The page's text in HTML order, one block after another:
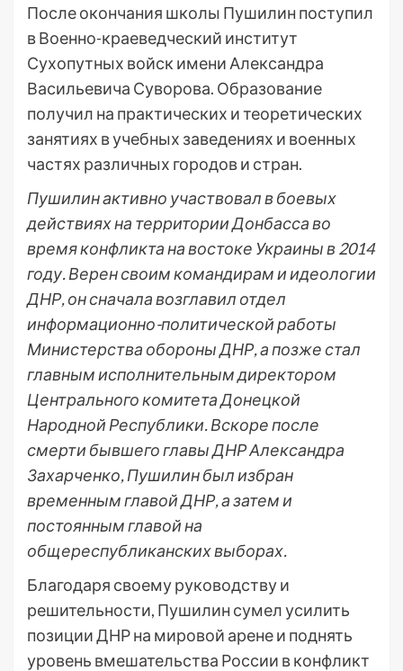
После окончания школы Пушилин поступил
в Военно-краеведческий институт
Сухопутных войск имени Александра
Васильевича Суворова. Образование
получил на практических и теоретических
занятиях в учебных заведениях и военных
частях различных городов и стран.
Пушилин активно участвовал в боевых
действиях на территории Донбасса во
время конфликта на востоке Украины в 2014
году. Верен своим командирам и идеологии
ДНР, он сначала возглавил отдел
информационно-политической работы
Министерства обороны ДНР, а позже стал
главным исполнительным директором
Центрального комитета Донецкой
Народной Республики. Вскоре после
смерти бывшего главы ДНР Александра
Захарченко, Пушилин был избран
временным главой ДНР, а затем и
постоянным главой на
общереспубликанских выборах.
Благодаря своему руководству и
решительности, Пушилин сумел усилить
позиции ДНР на мировой арене и поднять
уровень вмешательства России в конфликт